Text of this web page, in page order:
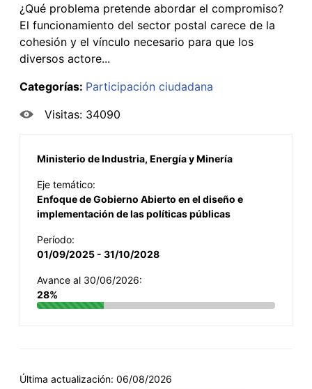
¿Qué problema pretende abordar el compromiso?
El funcionamiento del sector postal carece de la
cohesión y el vínculo necesario para que los
diversos actore...
Categorías: Participación ciudadana
Visitas: 34090
Ministerio de Industria, Energía y Minería
Eje temático:
Enfoque de Gobierno Abierto en el diseño e
implementación de las políticas públicas
Período:
01/09/2025 - 31/10/2028
Avance al 30/06/2026:
28%
Última actualización: 06/08/2026